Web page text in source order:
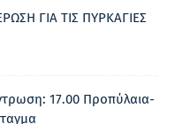
ΓΙΑ ΤΙΣ ΠΥΡΚΑΓΙΕΣ
17.00 Προπύλαια-